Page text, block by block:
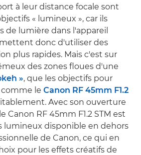
à leur distance focale sont
« lumineux », car ils
de lumière dans l'appareil
donc d'utiliser des
plus rapides. Mais c'est sur
des zones floues d'une
», que les objectifs pour
le Canon RF 45mm F1.2
Avec son ouverture
Canon RF 45mm F1.2 STM est
lumineux disponible en dehors
de Canon, ce qui en
pour les effets créatifs de